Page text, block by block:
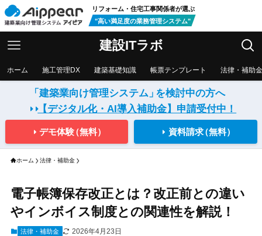
リフォーム・住宅工事関係者が選ぶ
"高い満足度の業務管理システム"
建設ITラボ
ホーム 施工管理DX 建築基礎知識 帳票テンプレート 法律・補助金
「建築業向け管理システム」を検討中の方へ
【デジタル化・AI導入補助金】申請受付中！
デモ体験（無料） 資料請求（無料）
ホーム 法律・補助金
電子帳簿保存改正とは？改正前との違い
やインボイス制度との関連性を解説！
法律・補助金 2026年4月23日